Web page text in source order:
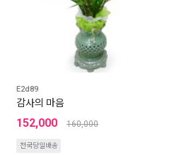
E2d89
감사의 마음
152,000 160,000
전국당일배송